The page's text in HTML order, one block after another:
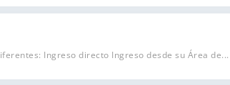
Ingreso directo Ingreso desde su Área de...